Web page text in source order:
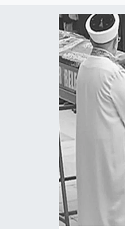
Magazin
Etkinlikler